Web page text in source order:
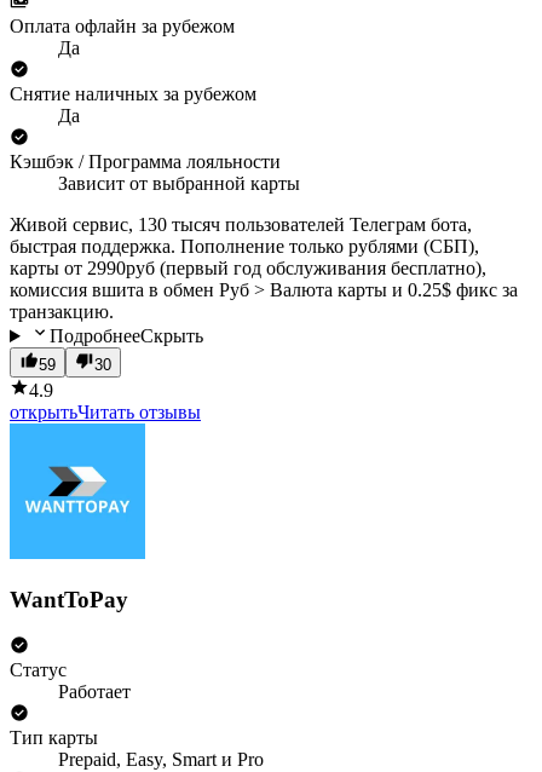
Оплата офлайн за рубежом
Да
Снятие наличных за рубежом
Да
Кэшбэк / Программа лояльности
Зависит от выбранной карты
Живой сервис, 130 тысяч пользователей Телеграм бота,
быстрая поддержка. Пополнение только рублями (СБП),
карты от 2990руб (первый год обслуживания бесплатно),
комиссия вшита в обмен Руб > Валюта карты и 0.25$ фикс за
транзакцию.
ПодробнееСкрыть
59 30
4.9
открытьЧитать отзывы
WantToPay
Статус
Работает
Тип карты
Prepaid, Easy, Smart и Pro